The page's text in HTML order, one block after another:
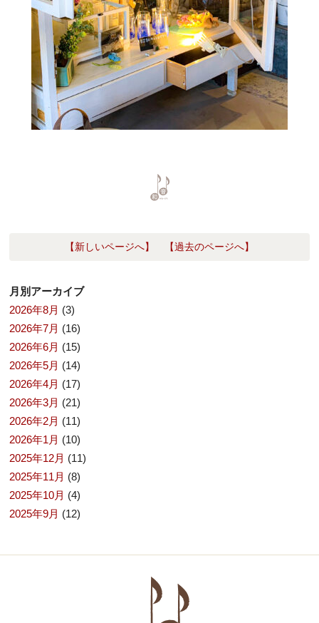
【新しいページへ】 【過去のページへ】
月別アーカイブ
2026年8月 (3)
2026年7月 (16)
2026年6月 (15)
2026年5月 (14)
2026年4月 (17)
2026年3月 (21)
2026年2月 (11)
2026年1月 (10)
2025年12月 (11)
2025年11月 (8)
2025年10月 (4)
2025年9月 (12)